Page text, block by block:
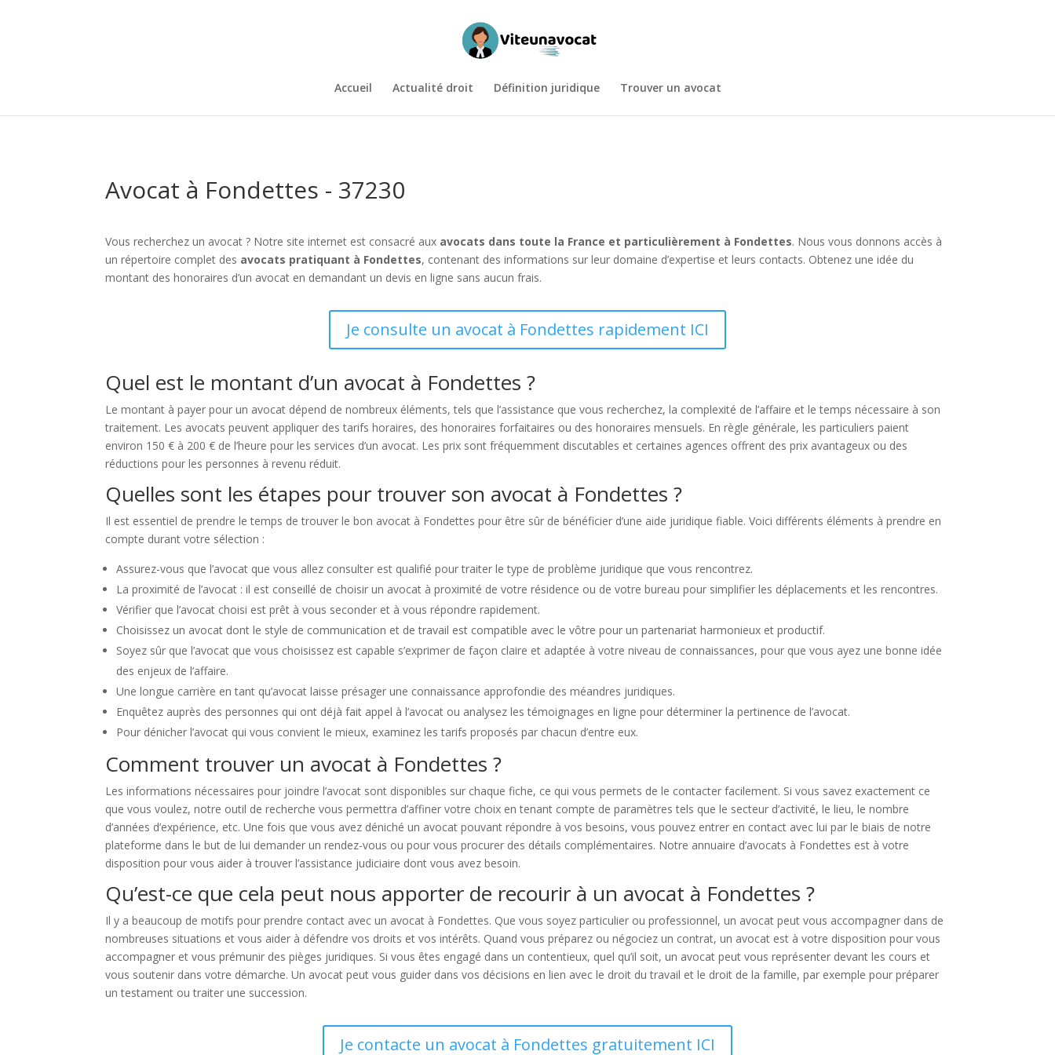
Accueil Actualité droit Définition juridique Trouver un avocat
Avocat à Fondettes - 37230
Vous recherchez un avocat ? Notre site internet est consacré aux avocats dans toute la France et particulièrement à Fondettes. Nous vous donnons accès à
un répertoire complet des avocats pratiquant à Fondettes, contenant des informations sur leur domaine d’expertise et leurs contacts. Obtenez une idée du
montant des honoraires d’un avocat en demandant un devis en ligne sans aucun frais.
Je consulte un avocat à Fondettes rapidement ICI
Quel est le montant d’un avocat à Fondettes ?
Le montant à payer pour un avocat dépend de nombreux éléments, tels que l’assistance que vous recherchez, la complexité de l’affaire et le temps nécessaire à son
traitement. Les avocats peuvent appliquer des tarifs horaires, des honoraires forfaitaires ou des honoraires mensuels. En règle générale, les particuliers paient
environ 150 € à 200 € de l’heure pour les services d’un avocat. Les prix sont fréquemment discutables et certaines agences offrent des prix avantageux ou des
réductions pour les personnes à revenu réduit.
Quelles sont les étapes pour trouver son avocat à Fondettes ?
Il est essentiel de prendre le temps de trouver le bon avocat à Fondettes pour être sûr de bénéficier d’une aide juridique fiable. Voici différents éléments à prendre en
compte durant votre sélection :
Assurez-vous que l’avocat que vous allez consulter est qualifié pour traiter le type de problème juridique que vous rencontrez.
La proximité de l’avocat : il est conseillé de choisir un avocat à proximité de votre résidence ou de votre bureau pour simplifier les déplacements et les rencontres.
Vérifier que l’avocat choisi est prêt à vous seconder et à vous répondre rapidement.
Choisissez un avocat dont le style de communication et de travail est compatible avec le vôtre pour un partenariat harmonieux et productif.
Soyez sûr que l’avocat que vous choisissez est capable s’exprimer de façon claire et adaptée à votre niveau de connaissances, pour que vous ayez une bonne idée
des enjeux de l’affaire.
Une longue carrière en tant qu’avocat laisse présager une connaissance approfondie des méandres juridiques.
Enquêtez auprès des personnes qui ont déjà fait appel à l’avocat ou analysez les témoignages en ligne pour déterminer la pertinence de l’avocat.
Pour dénicher l’avocat qui vous convient le mieux, examinez les tarifs proposés par chacun d’entre eux.
Comment trouver un avocat à Fondettes ?
Les informations nécessaires pour joindre l’avocat sont disponibles sur chaque fiche, ce qui vous permets de le contacter facilement. Si vous savez exactement ce
que vous voulez, notre outil de recherche vous permettra d’affiner votre choix en tenant compte de paramètres tels que le secteur d’activité, le lieu, le nombre
d’années d’expérience, etc. Une fois que vous avez déniché un avocat pouvant répondre à vos besoins, vous pouvez entrer en contact avec lui par le biais de notre
plateforme dans le but de lui demander un rendez-vous ou pour vous procurer des détails complémentaires. Notre annuaire d’avocats à Fondettes est à votre
disposition pour vous aider à trouver l’assistance judiciaire dont vous avez besoin.
Qu’est-ce que cela peut nous apporter de recourir à un avocat à Fondettes ?
Il y a beaucoup de motifs pour prendre contact avec un avocat à Fondettes. Que vous soyez particulier ou professionnel, un avocat peut vous accompagner dans de
nombreuses situations et vous aider à défendre vos droits et vos intérêts. Quand vous préparez ou négociez un contrat, un avocat est à votre disposition pour vous
accompagner et vous prémunir des pièges juridiques. Si vous êtes engagé dans un contentieux, quel qu’il soit, un avocat peut vous représenter devant les cours et
vous soutenir dans votre démarche. Un avocat peut vous guider dans vos décisions en lien avec le droit du travail et le droit de la famille, par exemple pour préparer
un testament ou traiter une succession.
Je contacte un avocat à Fondettes gratuitement ICI